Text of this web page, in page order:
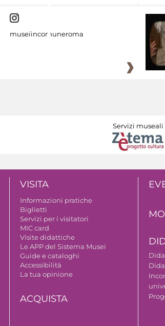
museiincomuneroma
Servizi museali
VISITA
Informazioni pratiche
Biglietti
Servizi per i visitatori
MIC card
Visite didattiche
Le APP del Sistema Musei
Guide e cataloghi
Accessibilità
La tua opinione
ACQUISTA